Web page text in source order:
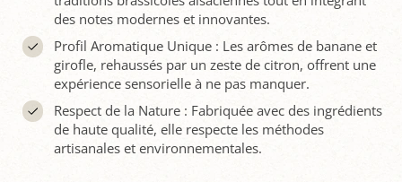
des notes modernes et innovantes.
Profil Aromatique Unique : Les arômes de banane et
girofle, rehaussés par un zeste de citron, offrent une
expérience sensorielle à ne pas manquer.
Respect de la Nature : Fabriquée avec des ingrédients
de haute qualité, elle respecte les méthodes
artisanales et environnementales.